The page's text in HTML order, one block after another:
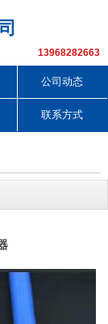
13968282663
公司动态
联系方式